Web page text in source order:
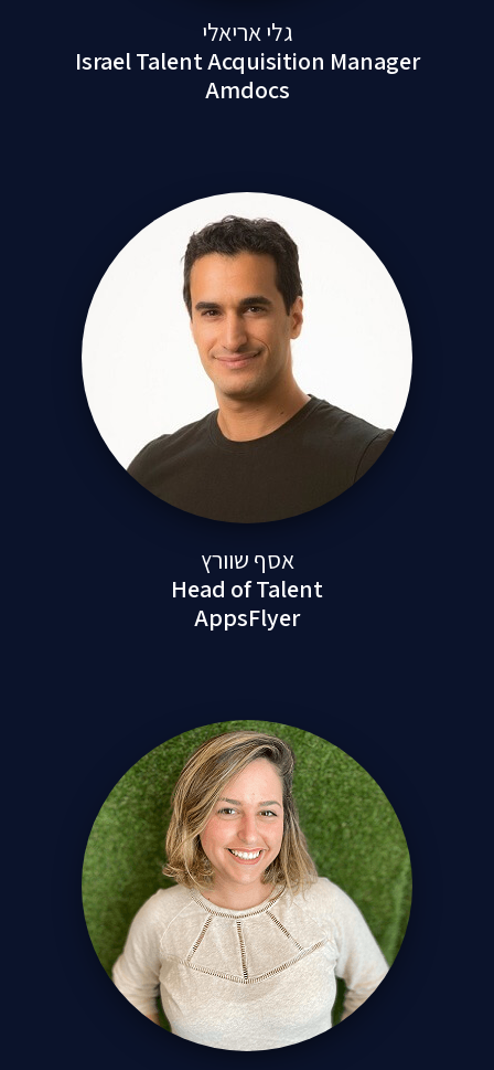
גלי אריאלי
Israel Talent Acquisition Manager
Amdocs
אסף שוורץ
Head of Talent
AppsFlyer